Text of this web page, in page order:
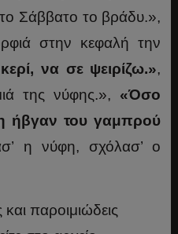
Σάββατο το βράδυ.»,
στην κεφαλή την
να σε ψειρίζω.»,
της νύφης.», «Όσο
ήβγαν του γαμπρού
η νύφη, σχόλασ’ ο
παροιμιώδεις